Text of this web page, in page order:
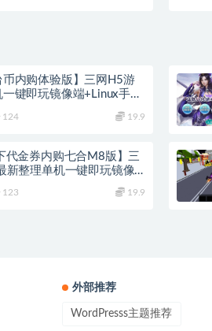
内购体验版】三网H5游
键即玩镜像端+Linux手工
124 19.9
代金券内购七合M8版】三
新整理单机一键即玩镜像
管理后台+GM后台+教程
123 19.9
外部推荐
WordPresss主题推荐